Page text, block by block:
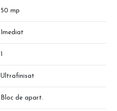
50 mp
Imediat
1
Ultrafinisat
Bloc de apart.